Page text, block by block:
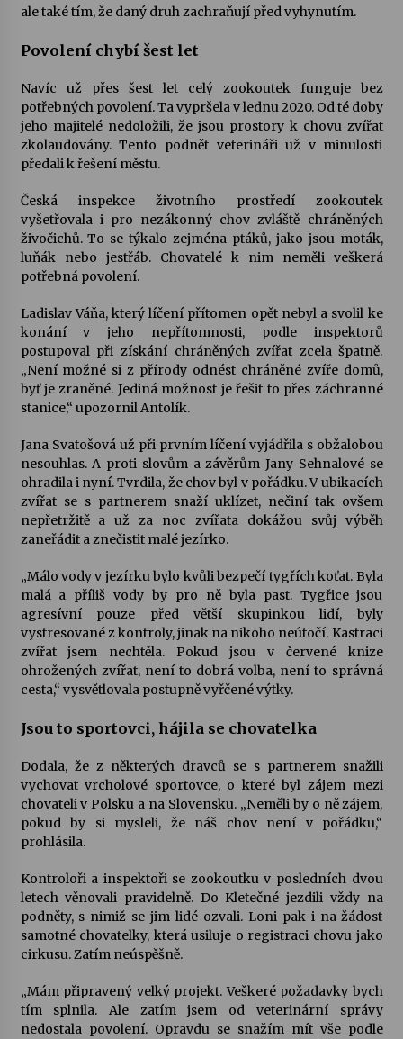
ale také tím, že daný druh zachraňují před vyhynutím.
Povolení chybí šest let
Navíc už přes šest let celý zookoutek funguje bez
potřebných povolení. Ta vypršela v lednu 2020. Od té doby
jeho majitelé nedoložili, že jsou prostory k chovu zvířat
zkolaudovány. Tento podnět veterináři už v minulosti
předali k řešení městu.
Česká inspekce životního prostředí zookoutek
vyšetřovala i pro nezákonný chov zvláště chráněných
živočichů. To se týkalo zejména ptáků, jako jsou moták,
luňák nebo jestřáb. Chovatelé k nim neměli veškerá
potřebná povolení.
Ladislav Váňa, který líčení přítomen opět nebyl a svolil ke
konání v jeho nepřítomnosti, podle inspektorů
postupoval při získání chráněných zvířat zcela špatně.
„Není možné si z přírody odnést chráněné zvíře domů,
byť je zraněné. Jediná možnost je řešit to přes záchranné
stanice,“ upozornil Antolík.
Jana Svatošová už při prvním líčení vyjádřila s obžalobou
nesouhlas. A proti slovům a závěrům Jany Sehnalové se
ohradila i nyní. Tvrdila, že chov byl v pořádku. V ubikacích
zvířat se s partnerem snaží uklízet, nečiní tak ovšem
nepřetržitě a už za noc zvířata dokážou svůj výběh
zaneřádit a znečistit malé jezírko.
„Málo vody v jezírku bylo kvůli bezpečí tygřích koťat. Byla
malá a příliš vody by pro ně byla past. Tygřice jsou
agresívní pouze před větší skupinkou lidí, byly
vystresované z kontroly, jinak na nikoho neútočí. Kastraci
zvířat jsem nechtěla. Pokud jsou v červené knize
ohrožených zvířat, není to dobrá volba, není to správná
cesta,“ vysvětlovala postupně vyřčené výtky.
Jsou to sportovci, hájila se chovatelka
Dodala, že z některých dravců se s partnerem snažili
vychovat vrcholové sportovce, o které byl zájem mezi
chovateli v Polsku a na Slovensku. „Neměli by o ně zájem,
pokud by si mysleli, že náš chov není v pořádku,“
prohlásila.
Kontroloři a inspektoři se zookoutku v posledních dvou
letech věnovali pravidelně. Do Kletečné jezdili vždy na
podněty, s nimiž se jim lidé ozvali. Loni pak i na žádost
samotné chovatelky, která usiluje o registraci chovu jako
cirkusu. Zatím neúspěšně.
„Mám připravený velký projekt. Veškeré požadavky bych
tím splnila. Ale zatím jsem od veterinární správy
nedostala povolení. Opravdu se snažím mít vše podle